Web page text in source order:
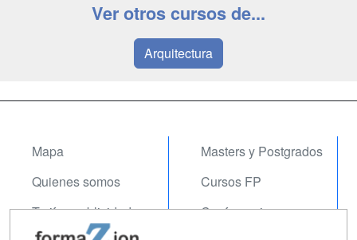
Ver otros cursos de...
Arquitectura
Mapa
Quienes somos
Tarifas publicidad
Masters y Postgrados
Cursos FP
Conferencias